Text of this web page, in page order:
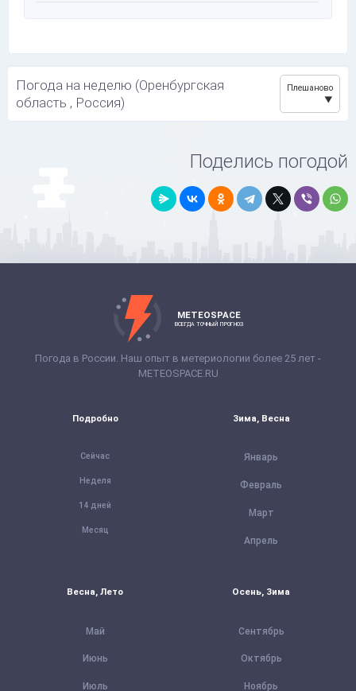
Погода на неделю (Оренбургская
область , Россия)
Плешаново
Поделись погодой
METEOSPACE
ВСЕГДА ТОЧНЫЙ ПРОГНОЗ
Погода в России. Наш опыт в метериологии более 25 лет -
METEOSPACE.RU
Подробно
Сейчас
Неделя
14 дней
Месяц
Зима, Весна
Январь
Февраль
Март
Апрель
Весна, Лето
Май
Июнь
Июль
Осень, Зима
Сентябрь
Октябрь
Ноябрь